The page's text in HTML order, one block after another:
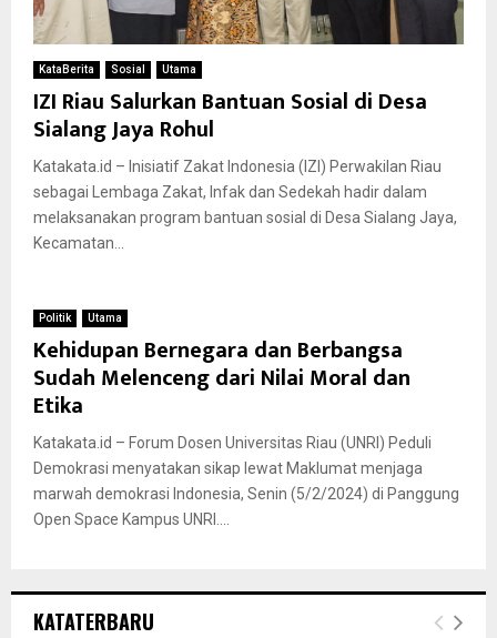
KataBerita Sosial Utama
IZI Riau Salurkan Bantuan Sosial di Desa
Sialang Jaya Rohul
Katakata.id – Inisiatif Zakat Indonesia (IZI) Perwakilan Riau
sebagai Lembaga Zakat, Infak dan Sedekah hadir dalam
melaksanakan program bantuan sosial di Desa Sialang Jaya,
Kecamatan...
Politik Utama
Kehidupan Bernegara dan Berbangsa
Sudah Melenceng dari Nilai Moral dan
Etika
Katakata.id – Forum Dosen Universitas Riau (UNRI) Peduli
Demokrasi menyatakan sikap lewat Maklumat menjaga
marwah demokrasi Indonesia, Senin (5/2/2024) di Panggung
Open Space Kampus UNRI....
KATATERBARU